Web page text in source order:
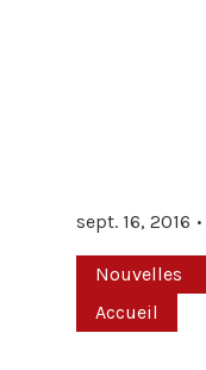
sept. 16, 2016
Nouvelles
Accueil